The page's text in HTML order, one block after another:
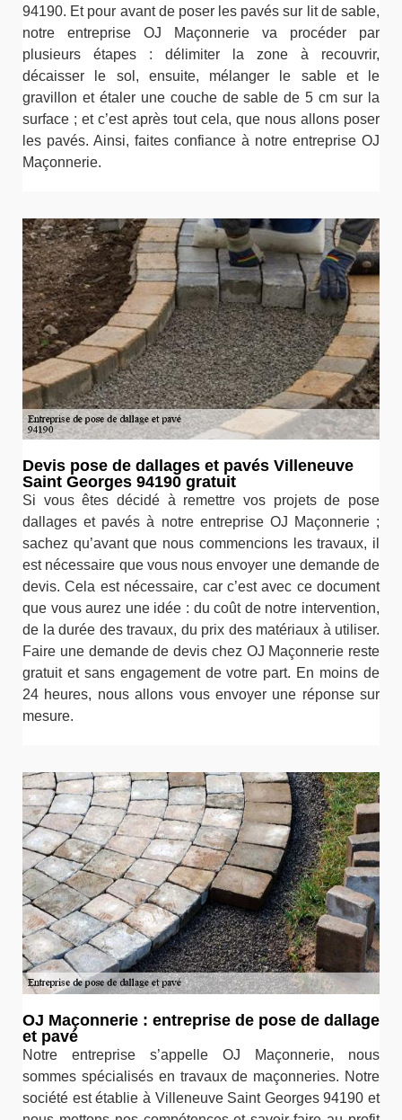
94190. Et pour avant de poser les pavés sur lit de sable,
notre entreprise OJ Maçonnerie va procéder par
plusieurs étapes : délimiter la zone à recouvrir,
décaisser le sol, ensuite, mélanger le sable et le
gravillon et étaler une couche de sable de 5 cm sur la
surface ; et c’est après tout cela, que nous allons poser
les pavés. Ainsi, faites confiance à notre entreprise OJ
Maçonnerie.
Devis pose de dallages et pavés Villeneuve
Saint Georges 94190 gratuit
Si vous êtes décidé à remettre vos projets de pose
dallages et pavés à notre entreprise OJ Maçonnerie ;
sachez qu’avant que nous commencions les travaux, il
est nécessaire que vous nous envoyer une demande de
devis. Cela est nécessaire, car c’est avec ce document
que vous aurez une idée : du coût de notre intervention,
de la durée des travaux, du prix des matériaux à utiliser.
Faire une demande de devis chez OJ Maçonnerie reste
gratuit et sans engagement de votre part. En moins de
24 heures, nous allons vous envoyer une réponse sur
mesure.
OJ Maçonnerie : entreprise de pose de dallage
et pavé
Notre entreprise s’appelle OJ Maçonnerie, nous
sommes spécialisés en travaux de maçonneries. Notre
société est établie à Villeneuve Saint Georges 94190 et